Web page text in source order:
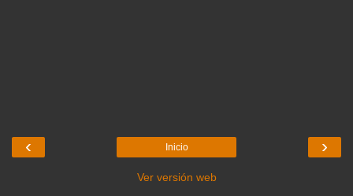
‹ ›
Inicio
Ver versión web